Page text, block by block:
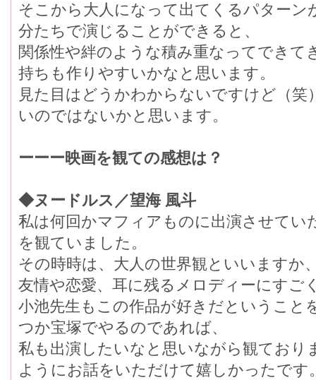
そこから大人になって出てくるパターン
分たちで演じることができると、
関係性や絆のような積み重なってできて
持ちも作りやすいかなと思います。
見た目はどうかわからないですけど（
いのではないかと思います。
ーーー映画を観ての感想は？
◆ヌードルス／望海 風斗
私は何回かマフィアものに出演させてい
を観ていました。
その時時は、大人の世界観といいますか
友情や恋愛、耳に残るメロディーにすご
小池先生もこの作品が好きだということ
つか宝塚でやるのであれば、
私も出演したいなと思いながら観ており
ようにお話をいただけて嬉しかったです